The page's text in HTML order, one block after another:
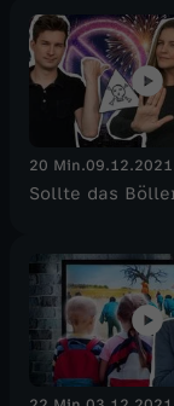
20 Min.09.12.2021
Sollte das